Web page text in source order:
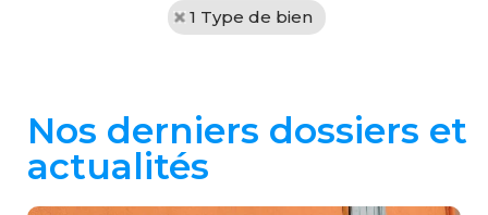
1 Type de bien
Nos derniers dossiers et
actualités